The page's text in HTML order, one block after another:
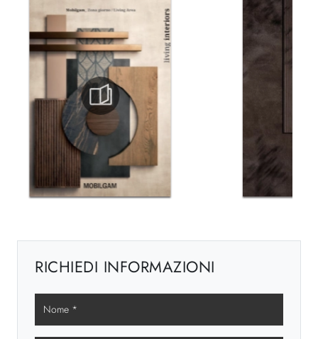
RICHIEDI INFORMAZIONI